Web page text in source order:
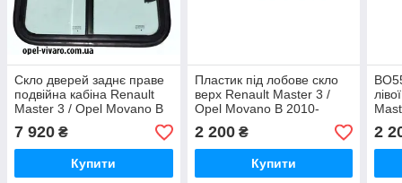
Скло дверей заднє праве
подвійна кабіна Renault
Master 3 / Opel Movano B
2010- 4403881, 9111881
(Рено Мастер 3 / Опель
Мовано B)
7 920 ₴
Купити
Пластик під лобове скло
верх Renault Master 3 /
Opel Movano B 2010-
4419390, 668110010R
(Рено Мастер 3 / Опель
Мовано B)
2 200₴
Купити
2